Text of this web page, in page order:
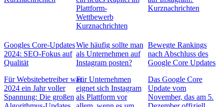
Plattform-
Wettbewerb
Kurznachrichten
Kurznachrichten
Googles Core-Updates
2024: SEO-Fokus auf
Qualität
Für Websitebetreiber war
2024 ein Jahr voller
Spannung: Die großen
Wie häufig sollte man
als Unternehmen auf
Instagram posten?
Für Unternehmen
eignet sich Instagram
als Plattform vor
Bewegte Rankings
nach Abschluss des
Google Core Updates
Das Google Core
Update vom
November, das am 5.